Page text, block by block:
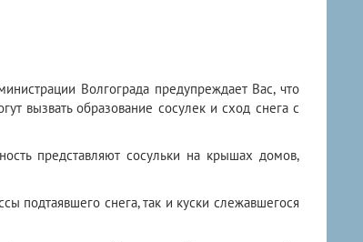
Волгограда предупреждает Вас, что
вызвать образование сосулек и сход снега с
представляют сосульки на крышах домов,
подтаявшего снега, так и куски слежавшегося